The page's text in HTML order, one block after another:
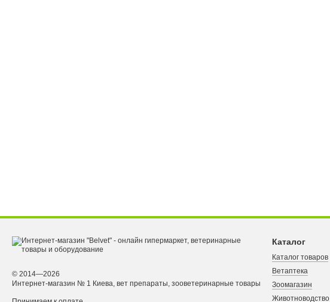
© 2014—2026
Интернет-магазин № 1 Киева, вет препараты, зооветеринарные товары
Каталог
Каталог товаров
Ветаптека
Зоомагазин
Животноводство